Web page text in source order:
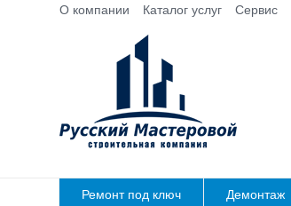
О компании Каталог услуг Сервис
Ремонт под ключ Демонтаж